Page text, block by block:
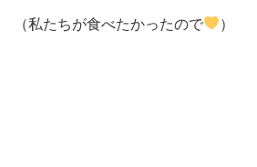
（私たちが食べたかったので ）